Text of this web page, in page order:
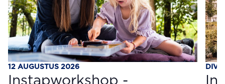
12 AUGUSTUS 2026
Instapworkshop -